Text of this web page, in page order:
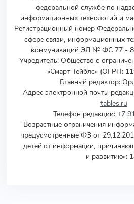
федеральной службе по
информационных технологий и
Регистрационный номер
сфере связи, информационных
коммуникаций ЭЛ № ФС 77 -
Учредитель: Общество с
«Смарт Тейблс» (ОГРН:
Главный редактор:
Адрес электронной почты
tables.ru
Телефон редакции: +7
Возрастные ограничения
предусмотренные ФЗ от
детей от информации,
и развитию»: